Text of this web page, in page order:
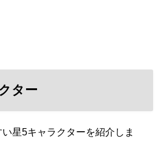
ター
星5キャラクターを紹介しま